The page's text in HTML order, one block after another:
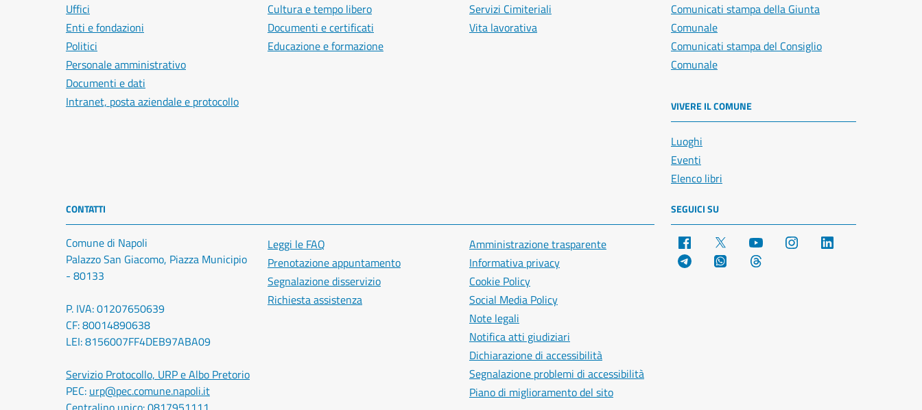
Uffici
Enti e fondazioni
Politici
Personale amministrativo
Documenti e dati
Intranet, posta aziendale e protocollo
Cultura e tempo libero
Documenti e certificati
Educazione e formazione
Servizi Cimiteriali
Vita lavorativa
Comunicati stampa della Giunta
Comunale
Comunicati stampa del Consiglio
Comunale
VIVERE IL COMUNE
Luoghi
Eventi
Elenco libri
CONTATTI
Comune di Napoli
Palazzo San Giacomo, Piazza Municipio
- 80133
P. IVA: 01207650639
CF: 80014890638
LEI: 8156007FF4DEB97ABA09
Servizio Protocollo, URP e Albo Pretorio
PEC: urp@pec.comune.napoli.it
Leggi le FAQ
Prenotazione appuntamento
Segnalazione disservizio
Richiesta assistenza
Amministrazione trasparente
Informativa privacy
Cookie Policy
Social Media Policy
Note legali
Notifica atti giudiziari
Dichiarazione di accessibilità
Segnalazione problemi di accessibilità
Piano di miglioramento del sito
SEGUICI SU
Facebook YouTube Instagram
Telegram WhatsApp